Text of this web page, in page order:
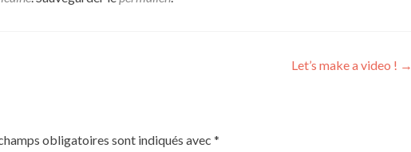
Let’s make a video ! →
obligatoires sont indiqués avec *